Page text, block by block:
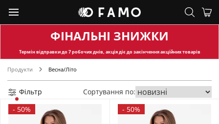
ФІНАЛЬНІ ЗНИЖКИ
Термін відправкидо 7 робочих днів, акція діє до закінчення акційних товарів
Продукти Весна/Літо
Фільтр
Сортування по:
- 50% - 50%